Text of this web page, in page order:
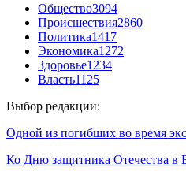
Общество3094
Происшествия2860
Политика1417
Экономика1272
Здоровье1234
Власть1125
Выбор редакции:
Одной из погибших во время
Ко Дню защитника Отечества в